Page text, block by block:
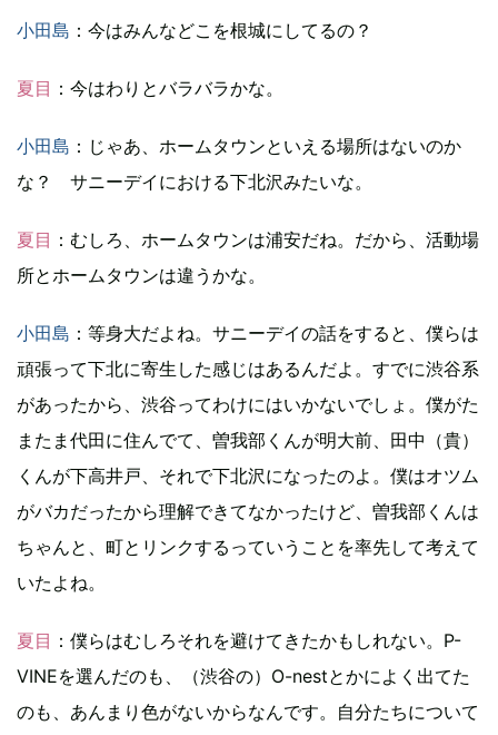
小田島 ：今はみんなどこを根城にしてるの？
夏目 ：今はわりとバラバラかな。
小田島 ：じゃあ、ホームタウンといえる場所はないのか
な？ サニーデイにおける下北沢みたいな。
夏目 ：むしろ、ホームタウンは浦安だね。だから、活動場
所とホームタウンは違うかな。
小田島 ：等身大だよね。サニーデイの話をすると、僕らは
頑張って下北に寄生した感じはあるんだよ。すでに渋谷系
があったから、渋谷ってわけにはいかないでしょ。僕がた
またま代田に住んでて、曽我部くんが明大前、田中（貴）
くんが下高井戸、それで下北沢になったのよ。僕はオツム
がバカだったから理解できてなかったけど、曽我部くんは
ちゃんと、町とリンクするっていうことを率先して考えて
いたよね。
夏目 ：僕らはむしろそれを避けてきたかもしれない。P-
VINEを選んだのも、（渋谷の）O-nestとかによく出てた
のも、あんまり色がないからなんです。自分たちについて